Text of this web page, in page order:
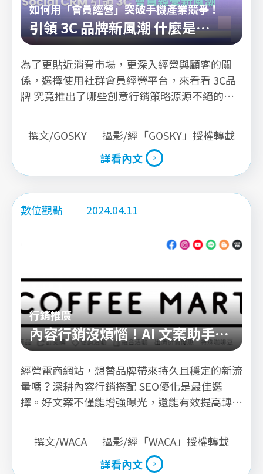
如何用「會員經營」突破手機產業競爭！
引領 3C 品牌新風潮 什麼是
SCRM?
為了更貼近消費市場，更深入經營與顧客的關
係，選擇使用社群會員經營平台，來看看 3C品
牌 究竟推出了哪些創意行銷策略源源不絕的募
撰文/GOSKY ｜ 攝影/經「GOSKY」授權轉載
詳看內文
數位觀點
2024.04.11
行銷推廣
內容行銷沒煩惱！AI 文案助手，
給你創意又實用的文案靈感
經營電商網站，想替品牌帶來持久且穩定的新流
量嗎？深耕內容行銷搭配 SEO優化是最佳選
擇。好文案不僅能增強曝光，還能有效提高轉換
著頭緒，不知道該怎麼寫出「精準有效」且「符
合各種情境」的文案，另外有些商家可能過度使
用圖片，忽略了文字對 SEO 的影響。
撰文/WACA ｜ 攝影/經「WACA」授權轉載
詳看內文